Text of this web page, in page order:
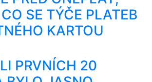
SE TÝČE PLATEB
KARTOU
PRVNÍCH 20